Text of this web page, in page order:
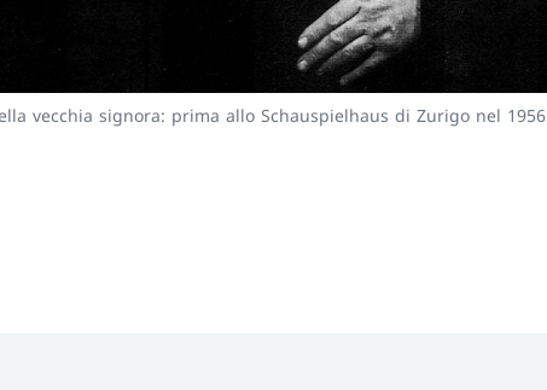
vecchia signora: prima allo Schauspielhaus di Zurigo nel 1956